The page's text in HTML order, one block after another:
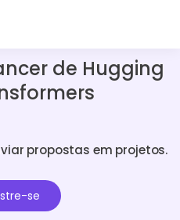
de Hugging
propostas em projetos.
se